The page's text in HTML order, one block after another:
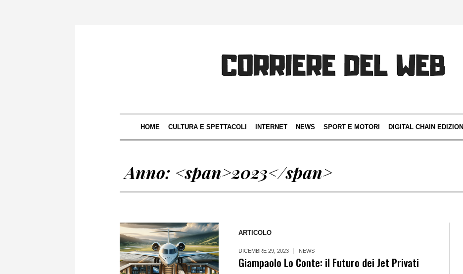
HOME CULTURA E SPETTACOLI INTERNET NEWS SPORT E MOTORI DIGITAL CHAIN EDIZIONI
Anno: <span>2023</span>
ARTICOLO
DICEMBRE 29, 2023 NEWS
Giampaolo Lo Conte: il Futuro dei Jet Privati